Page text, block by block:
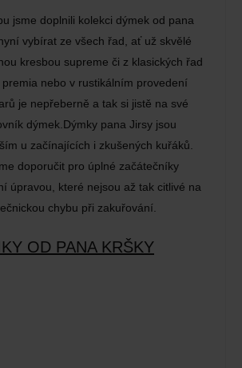
jsme doplnili kolekci dýmek od pana
vybírat ze všech řad, ať už skvělé
kresbou supreme či z klasických řad
nebo v rustikálním provedení
je nepřeberně a tak si jistě na své
dýmek.Dýmky pana Jirsy jsou
u začínajících i zkušených kuřáků.
doporučit pro úplné začátečníky
úpravou, které nejsou až tak citlivé na
chybu při zakuřování.
OD PANA KRŠKY